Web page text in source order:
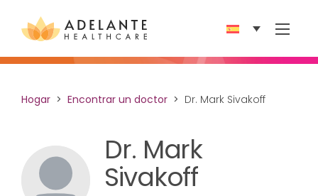
Show
Hogar Encontrar un doctor Dr. Mark Sivakoff
Dr. Mark
Sivakoff